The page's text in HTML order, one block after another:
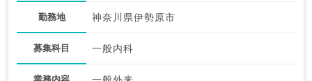
勤務地 神奈川県伊勢原市
募集科目 一般内科